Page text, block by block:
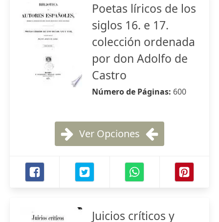
Poetas líricos de los
siglos 16. e 17.
colección ordenada
por don Adolfo de
Castro
Número de Páginas: 600
Ver Opciones
Juicios críticos y